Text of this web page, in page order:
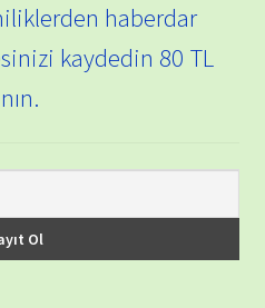
haberdar
kaydedin 80 TL